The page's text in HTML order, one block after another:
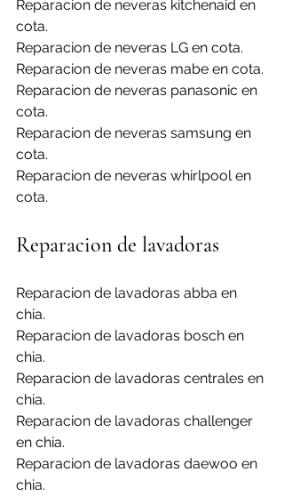
Reparacion de neveras kitchenaid en
cota.
Reparacion de neveras LG en cota.
Reparacion de neveras mabe en cota.
Reparacion de neveras panasonic en
cota.
Reparacion de neveras samsung en
cota.
Reparacion de neveras whirlpool en
cota.
Reparacion de lavadoras
Reparacion de lavadoras abba en
chia.
Reparacion de lavadoras bosch en
chia.
Reparacion de lavadoras centrales en
chia.
Reparacion de lavadoras challenger
en chia.
Reparacion de lavadoras daewoo en
chia.